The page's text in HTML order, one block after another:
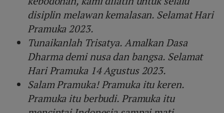
disiplin melawan kemalasan. Selamat Hari
Pramuka 2023.
Tunaikanlah Trisatya. Amalkan Dasa
Dharma demi nusa dan bangsa. Selamat
Hari Pramuka 14 Agustus 2023.
Salam Pramuka! Pramuka itu keren.
Pramuka itu berbudi. Pramuka itu